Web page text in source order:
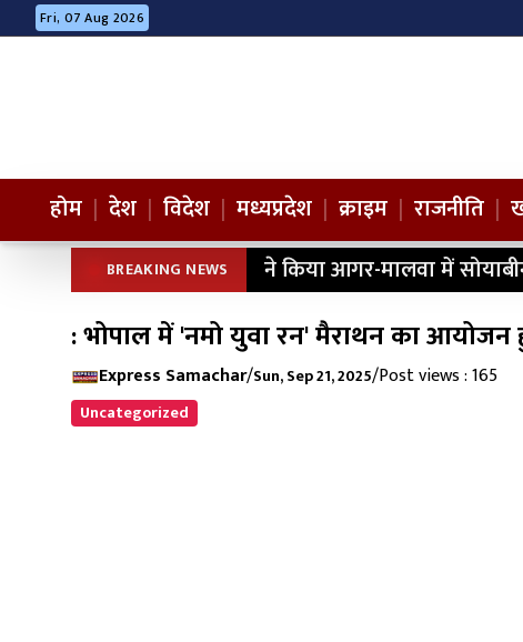
Fri, 07 Aug 2026
होम | देश | विदेश | मध्यप्रदेश | क्राइम | राजनीति |
BREAKING NEWS ने किया आगर-मालवा में
: भोपाल में 'नमो युवा रन' मैराथन का
Express Samachar/Sun, Sep 21, 2025/Post views : 165
Uncategorized